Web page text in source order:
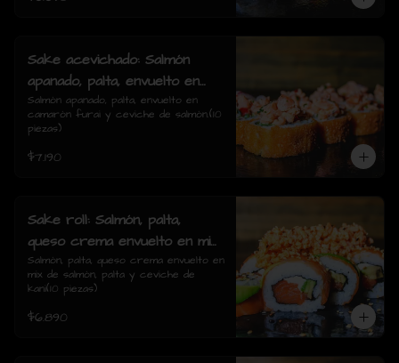
Sake acevichado: Salmón
apanado, palta, envuelto en
camarón furai y ceviche de
salmón.(10 piezas)
Salmón apanado, palta, envuelto en
camarón furai y ceviche de salmón.(10
piezas)
$7.190
Sake roll: Salmón, palta,
queso crema envuelto en mix
de salmón, palta y ceviche de
kani(10 piezas)
Salmón, palta, queso crema envuelto en
mix de salmón, palta y ceviche de
kani(10 piezas)
$6.890